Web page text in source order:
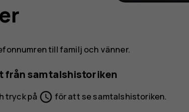
till familj och vänner.
från samtalshistoriken
tryck på schedule för att se samtalshistoriken.